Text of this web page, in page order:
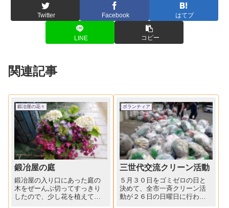
Twitter Facebook はてブ
LINE コピー
関連記事
鍛冶屋の花々
鍛冶屋の庭
鍛冶屋の入り口にあった庭の
木をぜーんぶ切ってすっきり
したので、少し花を植えてみ
ボランティア
三世代交流クリーン活動
５月３０日をゴミゼロの日と
決めて、全市一斉クリーン活
動が２６日の日曜日に行われ